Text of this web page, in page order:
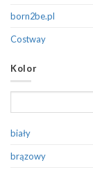
Dsquared2
Dstrezzed
Eight2Nine
Endurance
Erima
born2be.pl
Costway
Denimo.com
Emaga
Eobuwie
Kolor
biały
brązowy